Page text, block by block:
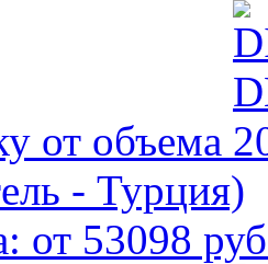
от объема
- Турция)
от 53098